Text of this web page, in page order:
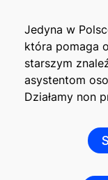
Jedyna w
która pomaga
starszym
asystentom
Działamy non